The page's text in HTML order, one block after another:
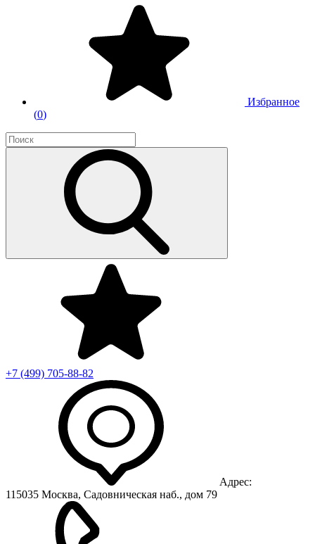
Избранное
(0)
+7 (499) 705-88-82
Адрес:
115035 Москва, Садовническая наб., дом 79